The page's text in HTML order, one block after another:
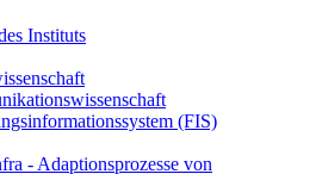
Instituts
(FIS)
- Adaptionsprozesse von